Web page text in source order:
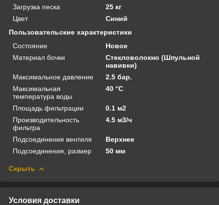
Загрузка песка
25 кг
Цвет
Синий
Пользовательские характеристики
Состояние
Новое
Материал бочки
Стекловолокно (Шпульной
навивки)
Максимальное давление
2.5 бар.
Максимальная
температура воды
40 °C
Площадь фильтрации
0.1 м2
Производительность
фильтра
4.5 м3/ч
Подсоединения вентиля
Верхнее
Подсоединения, размер
50 мм
Скрыть
Условия доставки